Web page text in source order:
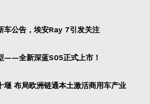
车公告，埃安Ray 7引发关注
——全新深蓝S05正式上市！
堰 布局欧洲链通本土激活商用车产业